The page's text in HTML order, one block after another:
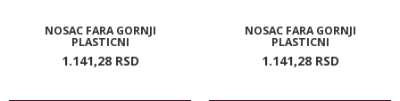
NOSAC FARA GORNJI
PLASTICNI
1.141,28 RSD
NOSAC FARA GORNJI
PLASTICNI
1.141,28 RSD